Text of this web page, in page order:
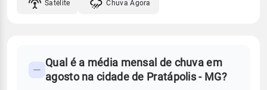
Satélite Chuva Agora
Perguntas
Qual é a média mensal de chuva em
agosto na cidade de Pratápolis - MG?